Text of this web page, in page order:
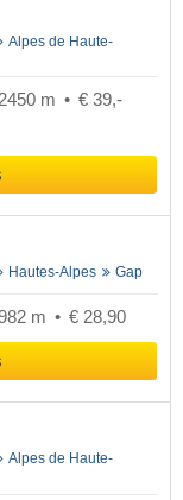
Alpes de Haute-
m
€ 39,-
Hautes-Alpes Gap
m € 28,90
Alpes de Haute-